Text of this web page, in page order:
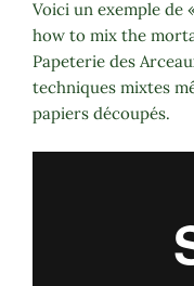
Voici un exemple de
how to mix the
Papeterie des
techniques mixtes
papiers découpés.